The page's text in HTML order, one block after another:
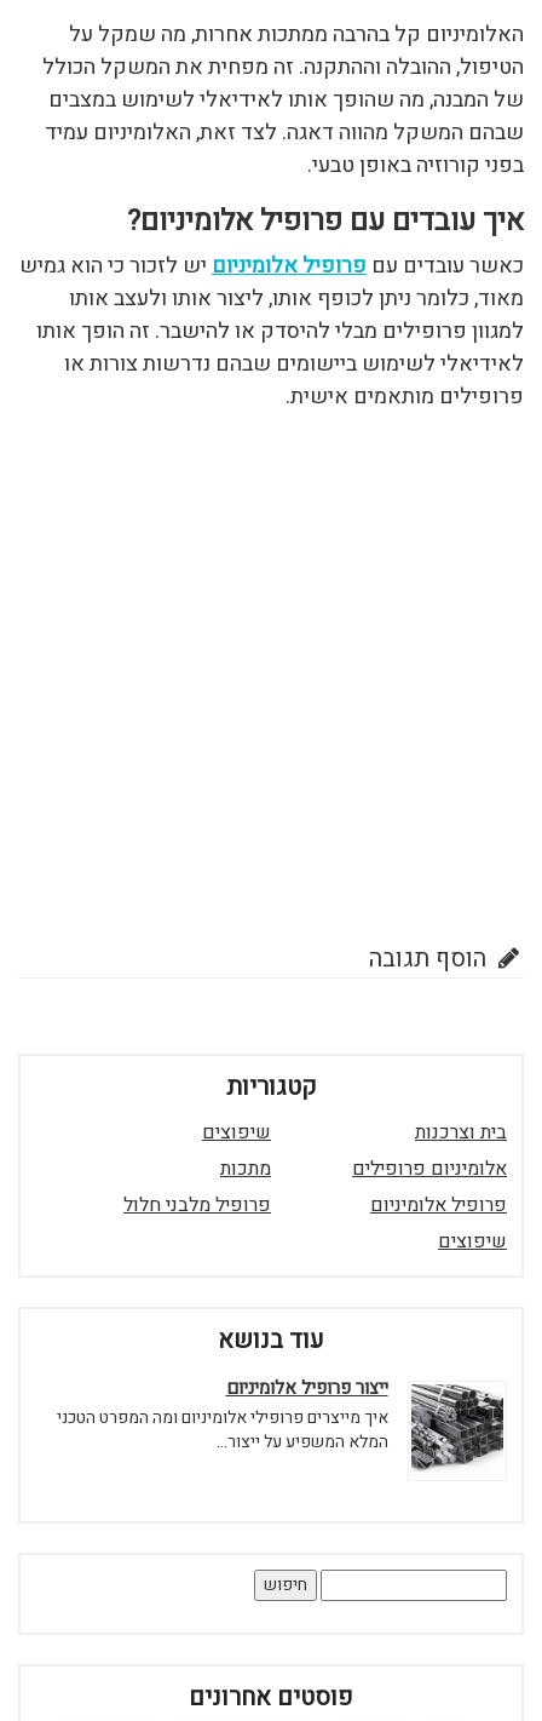
האלומיניום קל בהרבה ממתכות אחרות, מה שמקל על
הטיפול, ההובלה וההתקנה. זה מפחית את המשקל הכולל
של המבנה, מה שהופך אותו לאידיאלי לשימוש במצבים
שבהם המשקל מהווה דאגה. לצד זאת, האלומיניום עמיד
בפני קורוזיה באופן טבעי.
איך עובדים עם פרופיל אלומיניום?
כאשר עובדים עם פרופיל אלומיניוםיש לזכור כי הוא גמיש
מאוד, כלומר ניתן לכופף אותו, ליצור אותו ולעצב אותו
למגוון פרופילים מבלי להיסדק או להישבר. זה הופך אותו
לאידיאלי לשימוש ביישומים שבהם נדרשות צורות או
פרופילים מותאמים אישית.
הוסף תגובה
קטגוריות
בית וצרכנות
שיפוצים
אלומיניום פרופילים
מתכות
פרופיל אלומיניום
פרופיל מלבני חלול
שיפוצים
עוד בנושא
ייצור פרופיל אלומיניום
איך מייצרים פרופילי אלומיניום ומה המפרט הטכני
המלא המשפיע על ייצור...
חיפוש:
פוסטים אחרונים